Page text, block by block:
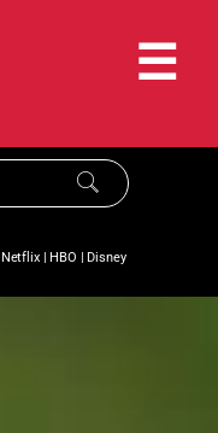
☰
Netflix|HBO |Disney